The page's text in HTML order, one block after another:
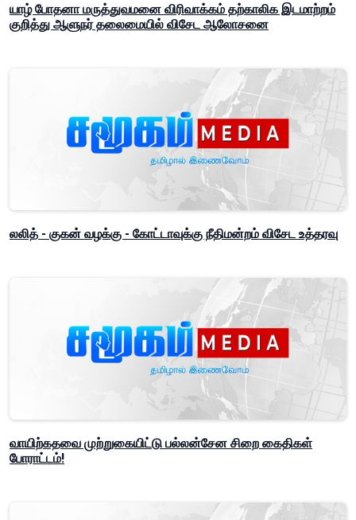
யாழ் போதனா மருத்துவமனை விரிவாக்கம் தற்காலிக இடமாற்றம்
குறித்து ஆளுநர் தலைமையில் விசேட ஆலோசனை
லலித் - குகன் வழக்கு - கோட்டாவுக்கு நீதிமன்றம் விசேட உத்தரவு
வாயிற்கதவை முற்றுகையிட்டு பல்லன்சேன சிறை கைதிகள்
போராட்டம்!